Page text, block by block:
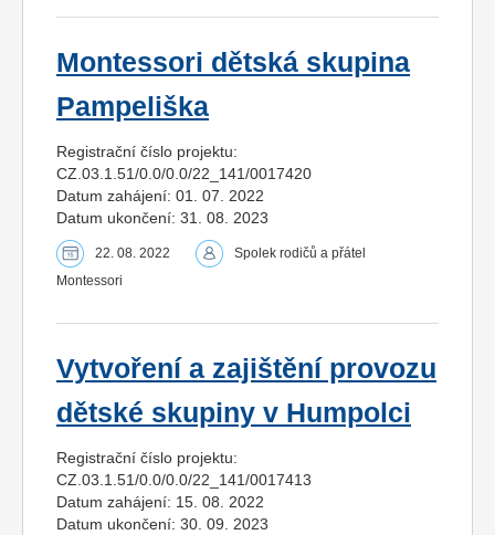
Montessori dětská skupina
Pampeliška
Registrační číslo projektu:
CZ.03.1.51/0.0/0.0/22_141/0017420
Datum zahájení: 01. 07. 2022
Datum ukončení: 31. 08. 2023
22. 08. 2022
Spolek rodičů a přátel
Montessori
Vytvoření a zajištění provozu
dětské skupiny v Humpolci
Registrační číslo projektu:
CZ.03.1.51/0.0/0.0/22_141/0017413
Datum zahájení: 15. 08. 2022
Datum ukončení: 30. 09. 2023